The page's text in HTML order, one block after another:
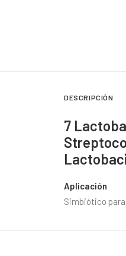
DESCRIPCIÓN
7
Aplicación
Simbiótico